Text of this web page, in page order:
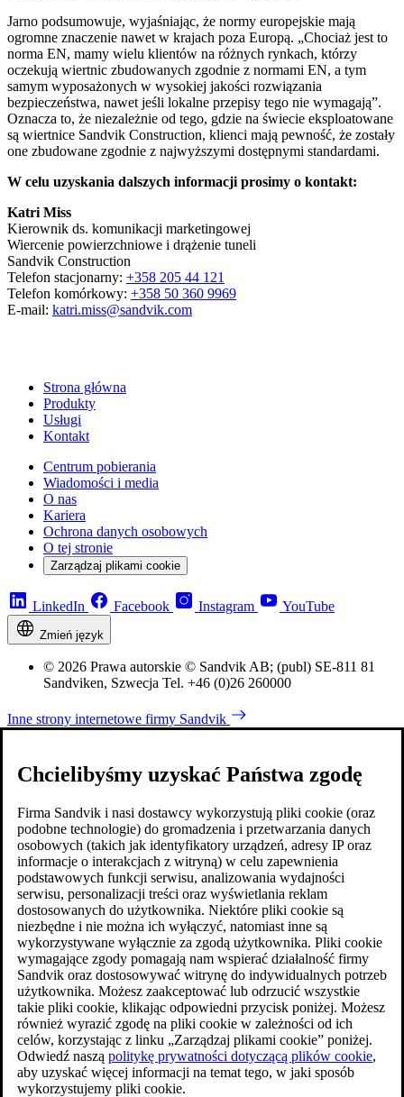
Jarno podsumowuje, wyjaśniając, że normy europejskie mają
ogromne znaczenie nawet w krajach poza Europą. „Chociaż jest to
norma EN, mamy wielu klientów na różnych rynkach, którzy
oczekują wiertnic zbudowanych zgodnie z normami EN, a tym
samym wyposażonych w wysokiej jakości rozwiązania
bezpieczeństwa, nawet jeśli lokalne przepisy tego nie wymagają”.
Oznacza to, że niezależnie od tego, gdzie na świecie eksploatowane
są wiertnice Sandvik Construction, klienci mają pewność, że zostały
one zbudowane zgodnie z najwyższymi dostępnymi standardami.
W celu uzyskania dalszych informacji prosimy o kontakt:
Katri Miss
Kierownik ds. komunikacji marketingowej
Wiercenie powierzchniowe i drążenie tuneli
Sandvik Construction
Telefon stacjonarny: +358 205 44 121
Telefon komórkowy: +358 50 360 9969
E-mail: katri.miss@sandvik.com
Strona główna
Produkty
Usługi
Kontakt
Centrum pobierania
Wiadomości i media
O nas
Kariera
Ochrona danych osobowych
O tej stronie
Zarządzaj plikami cookie
LinkedIn Facebook Instagram YouTube
Zmień język
© 2026 Prawa autorskie © Sandvik AB; (publ) SE-811 81
Sandviken, Szwecja Tel. +46 (0)26 260000
Inne strony internetowe firmy Sandvik
Chcielibyśmy uzyskać Państwa zgodę
Firma Sandvik i nasi dostawcy wykorzystują pliki cookie (oraz
podobne technologie) do gromadzenia i przetwarzania danych
osobowych (takich jak identyfikatory urządzeń, adresy IP oraz
informacje o interakcjach z witryną) w celu zapewnienia
podstawowych funkcji serwisu, analizowania wydajności
serwisu, personalizacji treści oraz wyświetlania reklam
dostosowanych do użytkownika. Niektóre pliki cookie są
niezbędne i nie można ich wyłączyć, natomiast inne są
wykorzystywane wyłącznie za zgodą użytkownika. Pliki cookie
wymagające zgody pomagają nam wspierać działalność firmy
Sandvik oraz dostosowywać witrynę do indywidualnych potrzeb
użytkownika. Możesz zaakceptować lub odrzucić wszystkie
takie pliki cookie, klikając odpowiedni przycisk poniżej. Możesz
również wyrazić zgodę na pliki cookie w zależności od ich
celów, korzystając z linku „Zarządzaj plikami cookie” poniżej.
Odwiedź naszą politykę prywatności dotyczącą plików cookie,
aby uzyskać więcej informacji na temat tego, w jaki sposób
wykorzystujemy pliki cookie.